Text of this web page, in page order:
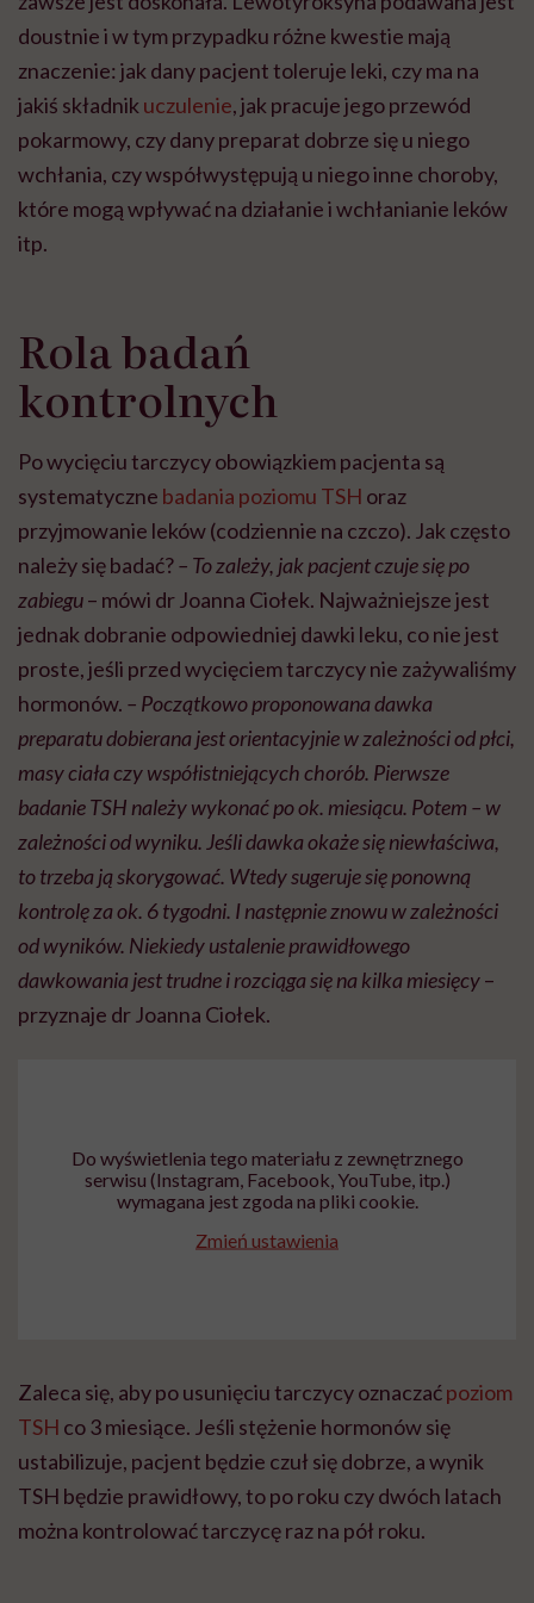
doustnie i w tym przypadku różne kwestie mają
znaczenie: jak dany pacjent toleruje leki, czy ma na
jakiś składnik uczulenie, jak pracuje jego przewód
pokarmowy, czy dany preparat dobrze się u niego
wchłania, czy współwystępują u niego inne choroby,
które mogą wpływać na działanie i wchłanianie leków
itp.
Rola badań
kontrolnych
Po wycięciu tarczycy obowiązkiem pacjenta są
systematyczne badania poziomu TSH oraz
przyjmowanie leków (codziennie na czczo). Jak często
należy się badać?– To zależy, jak pacjent czuje się po
zabiegu– mówi dr Joanna Ciołek. Najważniejsze jest
jednak dobranie odpowiedniej dawki leku, co nie jest
proste, jeśli przed wycięciem tarczycy nie zażywaliśmy
hormonów. – Początkowo proponowana dawka
preparatu dobierana jest orientacyjnie w zależności od płci,
masy ciała czy współistniejących chorób. Pierwsze
badanie TSH należy wykonać po ok. miesiącu. Potem – w
zależności od wyniku. Jeśli dawka okaże się niewłaściwa,
to trzeba ją skorygować. Wtedy sugeruje się ponowną
kontrolę za ok. 6 tygodni. I następnie znowu w zależności
od wyników. Niekiedy ustalenie prawidłowego
dawkowania jest trudne i rozciąga się na kilka miesięcy–
przyznaje dr Joanna Ciołek.
Do wyświetlenia tego materiału z zewnętrznego
serwisu (Instagram, Facebook, YouTube, itp.)
wymagana jest zgoda na pliki cookie.
Zmień ustawienia
Zaleca się, aby po usunięciu tarczycy oznaczaćpoziom
TSH co 3 miesiące. Jeśli stężenie hormonów się
ustabilizuje, pacjent będzie czuł się dobrze, a wynik
TSH będzie prawidłowy, to po roku czy dwóch latach
można kontrolować tarczycę raz na pół roku.